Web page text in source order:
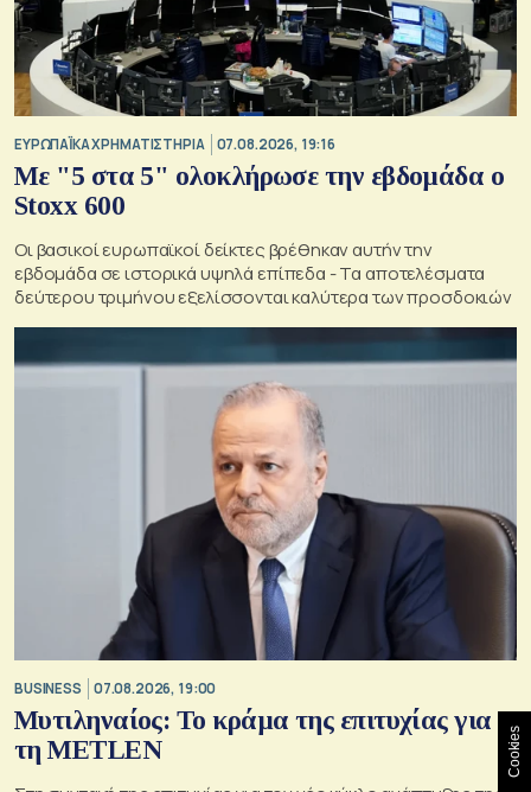
ΕΥΡΩΠΑΪΚΑ ΧΡΗΜΑΤΙΣΤΗΡΙΑ 07.08.2026, 19:16
Με "5 στα 5" ολοκλήρωσε την εβδομάδα ο
Stoxx 600
Οι βασικοί ευρωπαϊκοί δείκτες βρέθηκαν αυτήν την
εβδομάδα σε ιστορικά υψηλά επίπεδα - Τα αποτελέσματα
δεύτερου τριμήνου εξελίσσονται καλύτερα των προσδοκιών
BUSINESS 07.08.2026, 19:00
Μυτιληναίος: Το κράμα της επιτυχίας για
τη METLEN
Cookies